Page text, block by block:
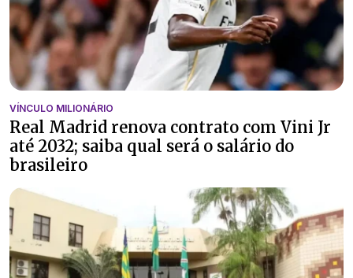
VÍNCULO MILIONÁRIO
Real Madrid renova contrato com Vini Jr
até 2032; saiba qual será o salário do
brasileiro